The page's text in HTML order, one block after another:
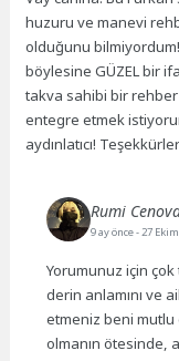
huzuru ve manevi
olduğunu bilmiyordum!
böylesine GÜZEL bir
takva sahibi bir rehber
entegre etmek
aydınlatıcı!
Rumi
9 ay önce- 27
Yorumunuz için
derin anlamını ve
etmeniz beni
olmanın ötesinde,